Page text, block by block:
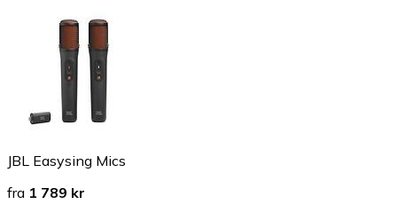
JBL Easysing Mics
fra 1 789 kr